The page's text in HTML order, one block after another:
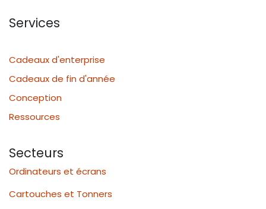
Services
Cadeaux d'enterprise
Cadeaux de fin d'année
Conception
Ressources
Secteurs
Ordinateurs et écrans
Cartouches et Tonners